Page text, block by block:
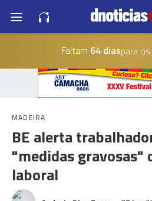
Faltam 64 diaspara os
MADEIRA
BE alerta
"medidas gravosas"
laboral